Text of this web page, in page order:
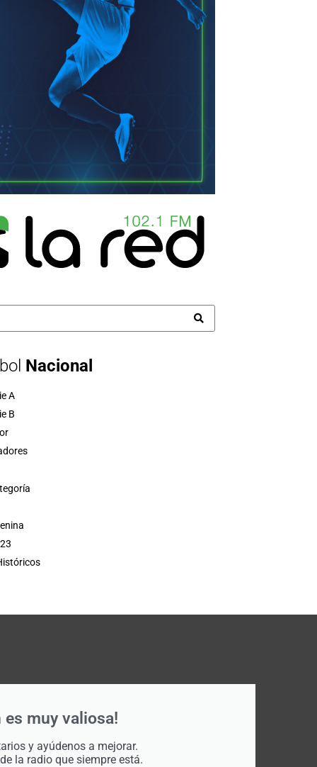
Nacional
A
B
es muy valiosa!
y ayúdenos a mejorar.
la radio que siempre está.